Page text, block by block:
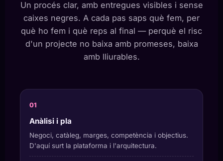
Un procés clar, amb entregues visibles i sense
caixes negres. A cada pas saps què fem, per
què ho fem i què reps al final — perquè el risc
d'un projecte no baixa amb promeses, baixa
amb lliurables.
Anàlisi i pla
Negoci, catàleg, marges, competència i objectius.
D'aquí surt la plataforma i l'arquitectura.